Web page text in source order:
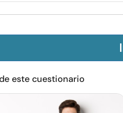
este cuestionario